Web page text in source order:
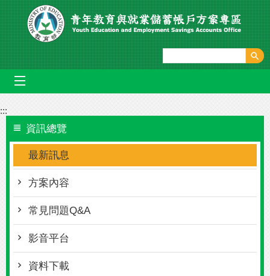
跳到主要內容區塊
:::
資訊總覽
最新訊息
方案內容
常見問題Q&A
影音平台
資料下載